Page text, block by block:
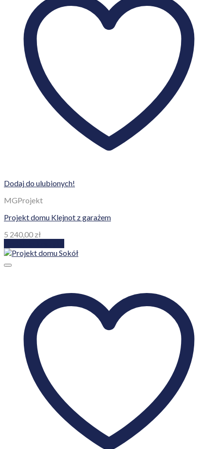
Dodaj do ulubionych!
MGProjekt
Projekt domu Klejnot z garażem
5 240,00 zł